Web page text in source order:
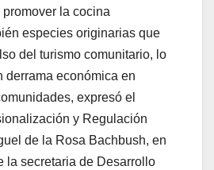
la cocina
especies originarias que
del turismo comunitario, lo
derrama económica en
expresó el
y Regulación
de la Rosa Bachbush, en
la secretaria de Desarrollo